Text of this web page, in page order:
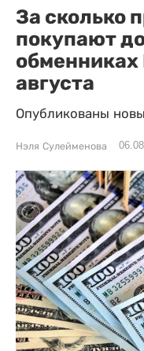
За сколько
покупают
обменниках
августа
Опубликованы
Нэля Сулейменова